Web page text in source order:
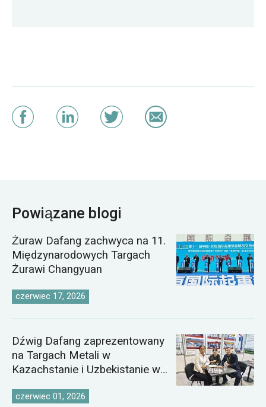
Powiązane blogi
Żuraw Dafang zachwyca na 11.
Międzynarodowych Targach
Żurawi Changyuan
czerwiec 17, 2026
Dźwig Dafang zaprezentowany
na Targach Metali w
Kazachstanie i Uzbekistanie w
czerwiec 01, 2026